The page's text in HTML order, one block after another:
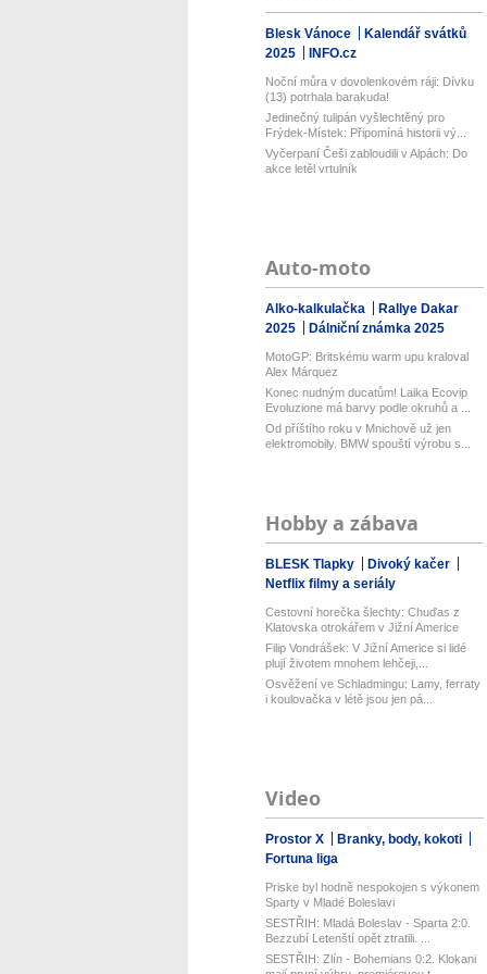
Blesk Vánoce
Kalendář svátků
2025
INFO.cz
Noční můra v dovolenkovém ráji: Dívku
(13) potrhala barakuda!
Jedinečný tulipán vyšlechtěný pro
Frýdek-Místek: Připomíná historii vý...
Vyčerpaní Češi zabloudili v Alpách: Do
akce letěl vrtulník
Auto-moto
Alko-kalkulačka
Rallye Dakar
2025
Dálniční známka 2025
MotoGP: Britskému warm upu kraloval
Alex Márquez
Konec nudným ducatům! Laika Ecovip
Evoluzione má barvy podle okruhů a ...
Od příštího roku v Mnichově už jen
elektromobily. BMW spouští výrobu s...
Hobby a zábava
BLESK Tlapky
Divoký kačer
Netflix filmy a seriály
Cestovní horečka šlechty: Chuďas z
Klatovska otrokářem v Jižní Americe
Filip Vondrášek: V Jižní Americe si lidé
plují životem mnohem lehčeji,...
Osvěžení ve Schladmingu: Lamy, ferraty
i koulovačka v létě jsou jen pá...
Video
Prostor X
Branky, body, kokoti
Fortuna liga
Priske byl hodně nespokojen s výkonem
Sparty v Mladé Boleslavi
SESTŘIH: Mladá Boleslav - Sparta 2:0.
Bezzubí Letenští opět ztratili. ...
SESTŘIH: Zlín - Bohemians 0:2. Klokani